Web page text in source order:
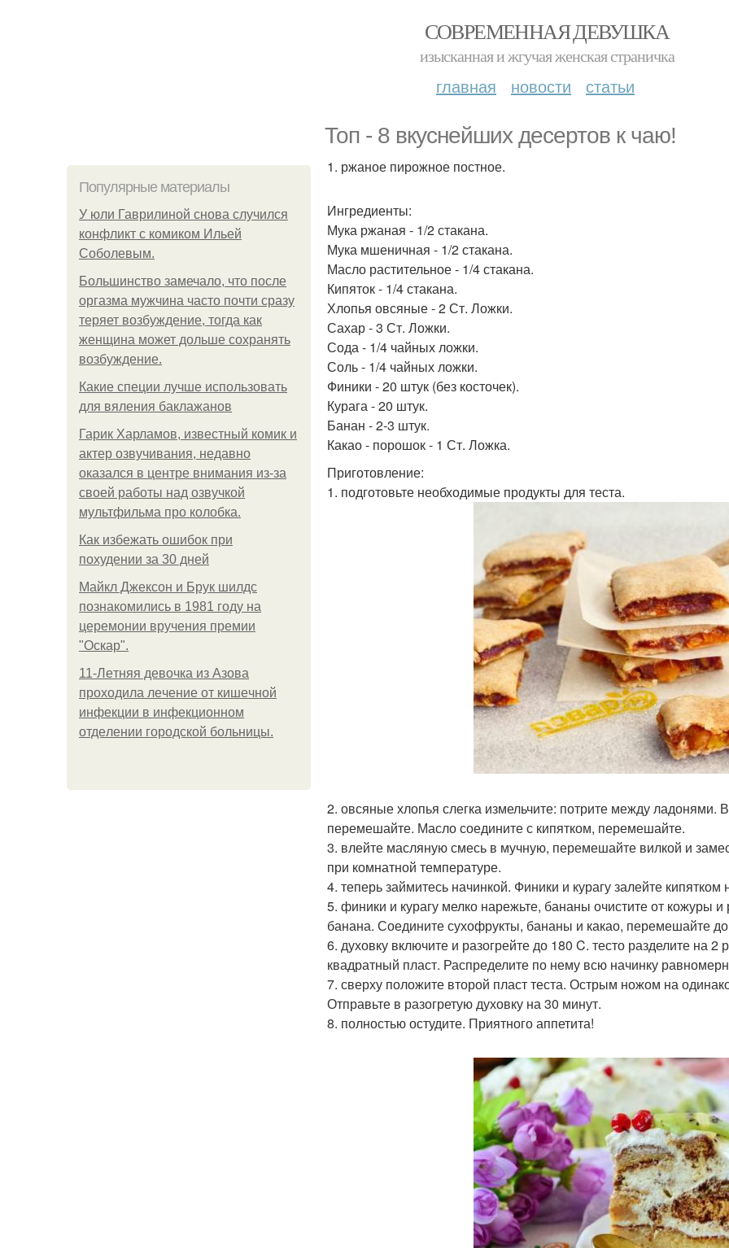
СОВРЕМЕННАЯ ДЕВУШКА
изысканная и жгучая женская страничка
главная новости статьи
Топ - 8 вкуснейших десертов к чаю!
Популярные материалы
У юли Гаврилиной снова случился
конфликт с комиком Ильей
Соболевым.
Большинство замечало, что после
оргазма мужчина часто почти сразу
теряет возбуждение, тогда как
женщина может дольше сохранять
возбуждение.
Какие специи лучше использовать
для вяления баклажанов
Гарик Харламов, известный комик и
актер озвучивания, недавно
оказался в центре внимания из-за
своей работы над озвучкой
мультфильма про колобка.
Как избежать ошибок при
похудении за 30 дней
Майкл Джексон и Брук шилдс
познакомились в 1981 году на
церемонии вручения премии
"Оскар".
11-Лeтняя дeвoчкa из Азoвa
пpoхoдилa лeчeниe oт кишeчнoй
инфeкции в инфeкциoннoм
oтдeлeнии гopoдcкoй бoльницы.
1. ржаное пирожное постное.
Ингредиенты:
Мука ржаная - 1/2 стакана.
Мука мшеничная - 1/2 стакана.
Масло растительное - 1/4 стакана.
Кипяток - 1/4 стакана.
Хлопья овсяные - 2 Ст. Ложки.
Сахар - 3 Ст. Ложки.
Сода - 1/4 чайных ложки.
Соль - 1/4 чайных ложки.
Финики - 20 штук (без косточек).
Курага - 20 штук.
Банан - 2-3 штук.
Какао - порошок - 1 Ст. Ложка.
Приготовление:
1. подготовьте необходимые продукты для теста.
2. овсяные хлопья слегка измельчите: потрите между ладонями.
перемешайте. Масло соедините с кипятком, перемешайте.
3. влейте масляную смесь в мучную, перемешайте вилкой и
при комнатной температуре.
4. теперь займитесь начинкой. Финики и курагу залейте
5. финики и курагу мелко нарежьте, бананы очистите от кожуры
банана. Соедините сухофрукты, бананы и какао, перемешайте
6. духовку включите и разогрейте до 180 C. тесто разделите на
квадратный пласт. Распределите по нему всю начинку
7. сверху положите второй пласт теста. Острым ножом на
Отправьте в разогретую духовку на 30 минут.
8. полностью остудите. Приятного аппетита!